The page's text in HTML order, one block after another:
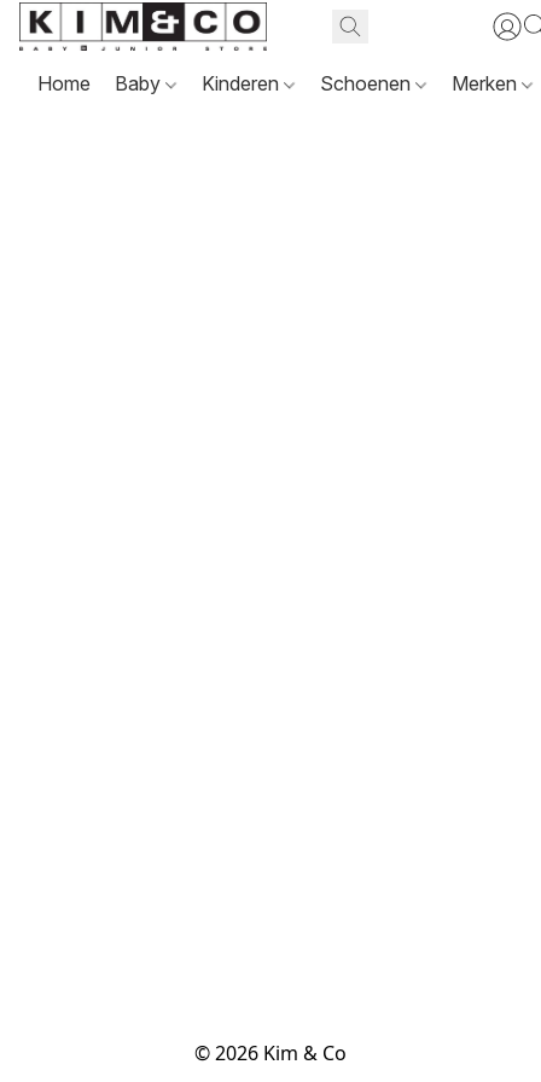
Home Baby Kinderen Schoenen Merken
© 2026 Kim & Co